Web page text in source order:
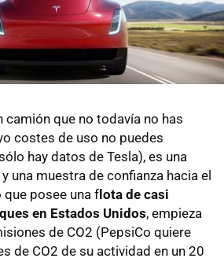
camión que no todavía no has
costes de uso no puedes
hay datos de Tesla), es una
una muestra de confianza hacia el
posee una flota de casi
en Estados Unidos, empieza
de CO2 (PepsiCo quiere
de CO2 de su actividad en un 20